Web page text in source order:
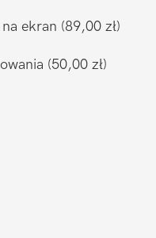
ekran (89,00 zł)
(50,00 zł)